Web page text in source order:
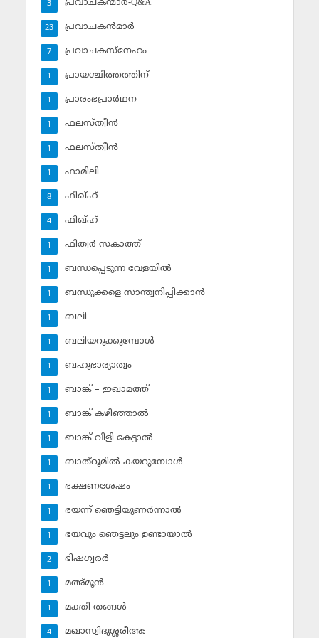
3
പ്രവാചകന്‍മാര്‍
23
പ്രവാചകസ്‌നേഹം
7
പ്രായശ്ചിത്തത്തിന്
1
പ്രാരംഭപ്രാര്‍ഥന
1
ഫലസ്ത്വീൻ
1
ഫലസ്ത്വീൻ
1
ഫാമിലി
1
ഫിഖ്ഹ്
8
ഫിഖ്ഹ്‌
4
ഫിത്വര്‍ സകാത്ത്‌
1
ബന്ധപ്പെടുന്ന വേളയില്‍
1
ബന്ധുക്കളെ സാന്ത്വനിപ്പിക്കാന്‍
1
ബലി
1
ബലിയറുക്കുമ്പോള്‍
1
ബഹുഭാര്യാത്വം
1
ബാങ്ക് – ഇഖാമത്ത്
1
ബാങ്ക് കഴിഞ്ഞാല്‍
1
ബാങ്ക് വിളി കേട്ടാല്‍
1
ബാത്‌റൂമില്‍ കയറുമ്പോള്‍
1
ഭക്ഷണശേഷം
1
ഭയന്ന് ഞെട്ടിയുണര്‍ന്നാല്‍
1
ഭയവും ഞെട്ടലും ഉണ്ടായാല്‍
1
ഭിഷഗ്വരര്‍
2
മഅ്മൂന്‍
1
മക്തി തങ്ങള്‍
1
മഖാസ്വിദുശ്ശരീഅഃ
4